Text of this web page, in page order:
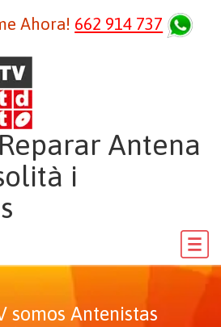
Ahora! 662 914 737
Antena
i
somos Antenistas